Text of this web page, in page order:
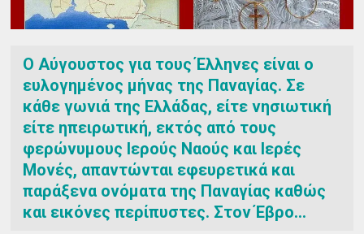
Ο Αύγουστος για τους Έλληνες είναι ο
ευλογημένος μήνας της Παναγίας. Σε
κάθε γωνιά της Ελλάδας, είτε νησιωτική
είτε ηπειρωτική, εκτός από τους
φερώνυμους Ιερούς Ναούς και Ιερές
Μονές, απαντώνται εφευρετικά και
παράξενα ονόματα της Παναγίας καθώς
και εικόνες περίπυστες. Στον Έβρο...